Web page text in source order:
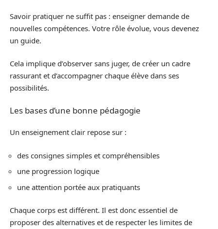
Savoir pratiquer ne suffit pas : enseigner demande de
nouvelles compétences. Votre rôle évolue, vous devenez
un guide.
Cela implique d’observer sans juger, de créer un cadre
rassurant et d’accompagner chaque élève dans ses
possibilités.
Les bases d’une bonne pédagogie
Un enseignement clair repose sur :
des consignes simples et compréhensibles
une progression logique
une attention portée aux pratiquants
Chaque corps est différent. Il est donc essentiel de
proposer des alternatives et de respecter les limites de